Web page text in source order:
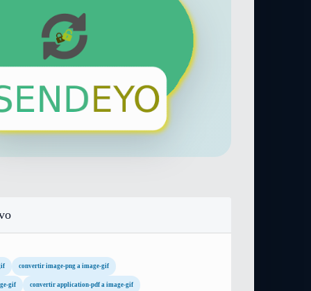
convertir image-png a image-gif
gif convertir application-pdf a image-gif